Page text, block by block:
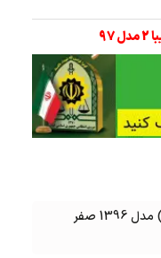
مزایده یک دستگاه کمپر (سیستم کاویان) مدل 1396 صفر